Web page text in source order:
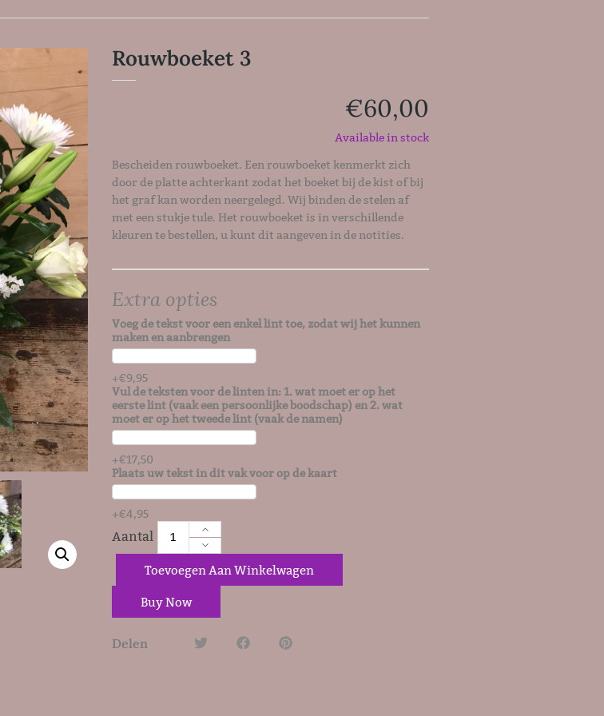
Rouwboeket 3
€60,00
Available in stock
Bescheiden rouwboeket. Een rouwboeket kenmerkt zich
door de platte achterkant zodat het boeket bij de kist of bij
het graf kan worden neergelegd. Wij binden de stelen af
met een stukje tule. Het rouwboeket is in verschillende
kleuren te bestellen, u kunt dit aangeven in de notities.
Extra opties
Voeg de tekst voor een enkel lint toe, zodat wij het kunnen
maken en aanbrengen
+€9,95
Vul de teksten voor de linten in: 1. wat moet er op het
eerste lint (vaak een persoonlijke boodschap) en 2. wat
moet er op het tweede lint (vaak de namen)
+€17,50
Plaats uw tekst in dit vak voor op de kaart
+€4,95
Toevoegen Aan Winkelwagen
Buy Now
Delen